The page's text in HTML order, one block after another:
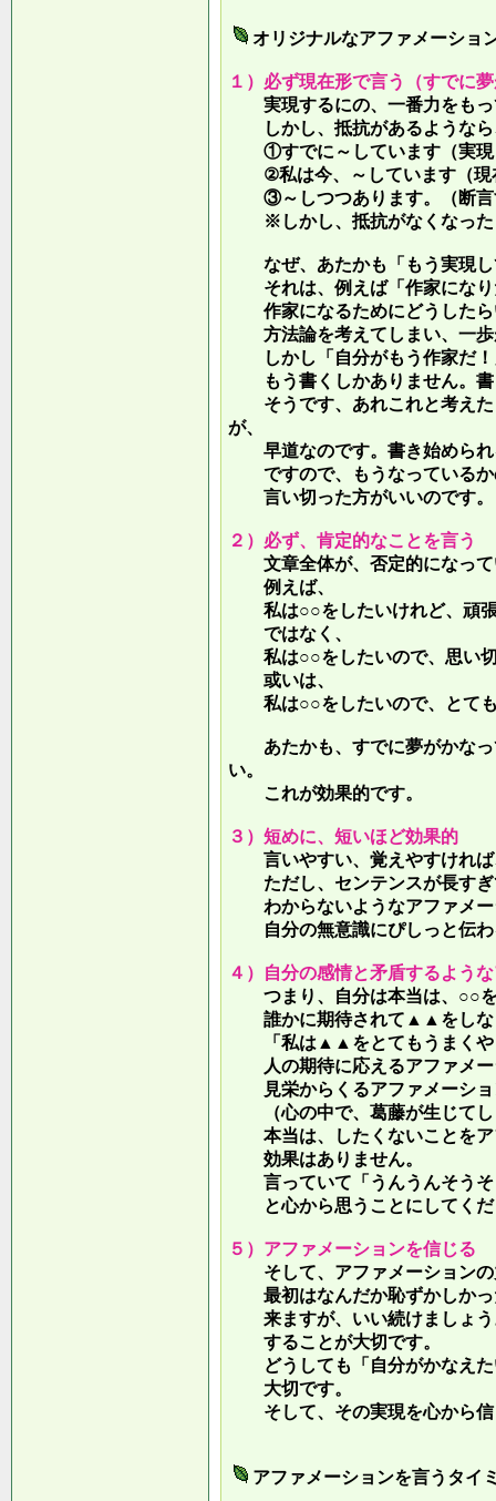
オリジナルなアファメーショ
１）必ず現在形で言う（すでに
実現するにの、一番力をもっ
しかし、抵抗があるような
①すでに～しています（実現
②私は今、～しています（現
③～しつつあります。（断言
※しかし、抵抗がなくなった
なぜ、あたかも「もう実現し
それは、例えば「作家になり
作家になるためにどうしたら
方法論を考えてしまい、一歩
しかし「自分がもう作家だ！
もう書くしかありません。書
そうです、あれこれと考えた
が、
早道なのです。書き始められ
ですので、もうなっているか
言い切った方がいいのです。
２）必ず、肯定的なことを言う
文章全体が、否定的になっ
例えば、
私は○○をしたいけれど、頑張
ではなく、
私は○○をしたいので、思い切
或いは、
私は○○をしたいので、とても
あたかも、すでに夢がかなっ
い。
これが効果的です。
３）短めに、短いほど効果的
言いやすい、覚えやすければ
ただし、センテンスが長すぎ
わからないようなアファメー
自分の無意識にぴしっと伝わ
４）自分の感情と矛盾するよう
つまり、自分は本当は、○○を
誰かに期待されて▲▲をしな
「私は▲▲をとてもうまくや
人の期待に応えるアファメ
見栄からくるアファメーショ
（心の中で、葛藤が生じてし
本当は、したくないことをア
効果はありません。
言っていて 「うんうんそう
と心から思うことにしてくだ
５）アファメーションを信じる
そして、アファメーションの
最初はなんだか恥ずかしかっ
来ますが、いい続けましょう
することが大切です。
どうしても「自分がかなえた
大切です。
そして、その実現を心から信
アファメーションを言うタイ